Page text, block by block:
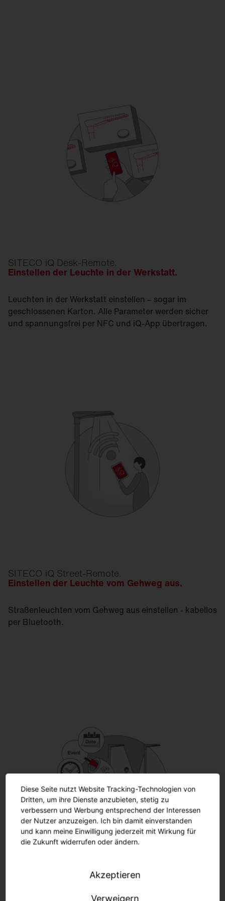
SITECO iQ Desk-Remote.
Einstellen der Leuchte in der Werkstatt.
Leuchten in der Werkstatt einstellen – sogar im
geschlossenen Karton. Alle Parameter werden sicher
und spannungsfrei per NFC und iQ-App übertragen.
SITECO iQ Street-Remote.
Einstellen der Leuchte vom Gehweg aus.
Straßenleuchten vom Gehweg aus einstellen - kabellos
per Bluetooth.
SITEC iQ Smart-Wire.
Diese Seite nutzt Website Tracking-Technologien von
Dritten, um ihre Dienste anzubieten, stetig zu
verbessern und Werbung entsprechend der Interessen
der Nutzer anzuzeigen. Ich bin damit einverstanden
und kann meine Einwilligung jederzeit mit Wirkung für
die Zukunft widerrufen oder ändern.
Akzeptieren
Verweigern